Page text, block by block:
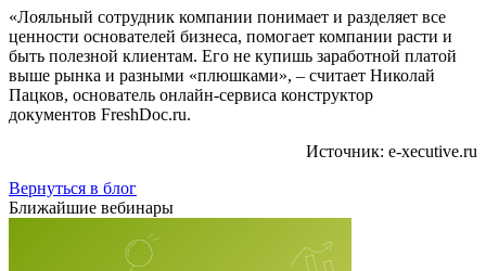
«Лояльный сотрудник компании понимает и разделяет все
ценности основателей бизнеса, помогает компании расти и
быть полезной клиентам. Его не купишь заработной платой
выше рынка и разными «плюшками», – считает Николай
Пацков, основатель онлайн-сервиса конструктор
документов FreshDoc.ru.
Источник: e-xecutive.ru
Вернуться в блог
Ближайшие вебинары